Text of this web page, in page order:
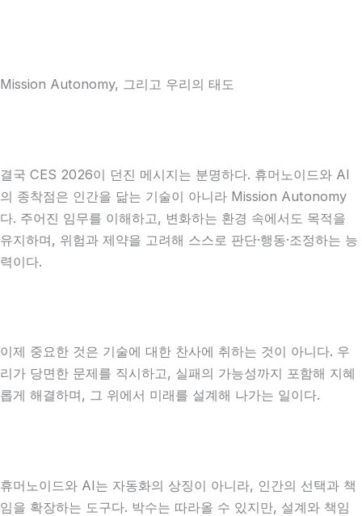
Mission Autonomy, 그리고 우리의 태도
결국 CES 2026이 던진 메시지는 분명하다. 휴머노이드와 AI
의 종착점은 인간을 닮는 기술이 아니라 Mission Autonomy
다. 주어진 임무를 이해하고, 변화하는 환경 속에서도 목적을
유지하며, 위험과 제약을 고려해 스스로 판단·행동·조정하는 능
력이다.
이제 중요한 것은 기술에 대한 찬사에 취하는 것이 아니다. 우
리가 당면한 문제를 직시하고, 실패의 가능성까지 포함해 지혜
롭게 해결하며, 그 위에서 미래를 설계해 나가는 일이다.
휴머노이드와 AI는 자동화의 상징이 아니라, 인간의 선택과 책
임을 확장하는 도구다. 박수는 따라올 수 있지만, 설계와 책임